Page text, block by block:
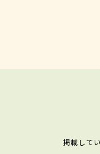
掲載して